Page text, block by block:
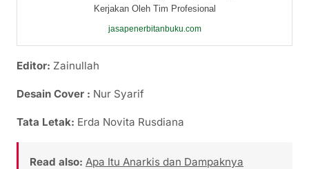
Kerjakan Oleh Tim Profesional
jasapenerbitanbuku.com
Editor: Zainullah
Desain Cover : Nur Syarif
Tata Letak: Erda Novita Rusdiana
Read also: Apa Itu Anarkis dan Dampaknya